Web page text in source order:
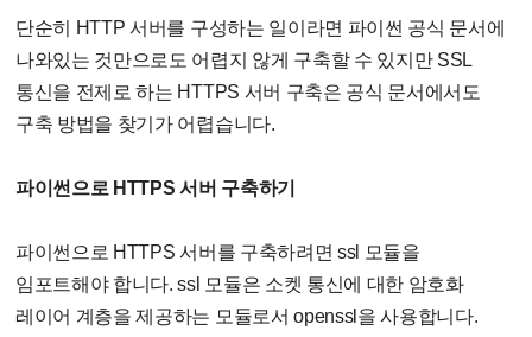
단순히 HTTP 서버를 구성하는 일이라면 파이썬 공식 문서에
나와있는 것만으로도 어렵지 않게 구축할 수 있지만 SSL
통신을 전제로 하는 HTTPS 서버 구축은 공식 문서에서도
구축 방법을 찾기가 어렵습니다.
파이썬으로 HTTPS 서버 구축하기
파이썬으로 HTTPS 서버를 구축하려면 ssl 모듈을
임포트해야 합니다. ssl 모듈은 소켓 통신에 대한 암호화
레이어 계층을 제공하는 모듈로서 openssl을 사용합니다.